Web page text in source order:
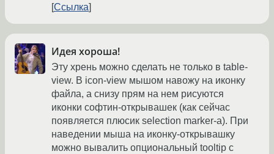
Ссылка
Идея хороша!
Эту хрень можно сделать не только в table-
view. В icon-view мышом навожу на иконку
файла, а снизу прям на нем рисуются
иконки софтин-открывашек (как сейчас
появляется плюсик selection marker-а). При
наведении мыша на иконку-открывашку
можно вывалить опциональный tooltip с